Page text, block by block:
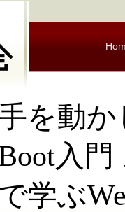
を動か
入
で学ぶ